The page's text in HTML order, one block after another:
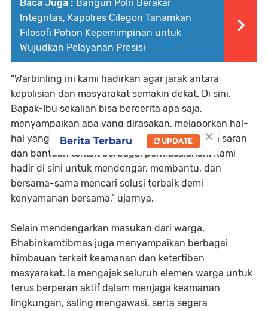
Baca Juga : Bangun Polri Berakar
Integritas, Kapolres Cilegon Tanamkan
Filosofi Pohon Kepemimpinan untuk
Wujudkan Pelayanan Presisi
“Warbinling ini kami hadirkan agar jarak antara
kepolisian dan masyarakat semakin dekat. Di sini,
Bapak-Ibu sekalian bisa bercerita apa saja,
menyampaikan apa yang dirasakan, melaporkan hal-
hal yang mencurigakan, atau bahkan meminta saran
dan bantuan terkait berbagai permasalahan. Kami
hadir di sini untuk mendengar, membantu, dan
bersama-sama mencari solusi terbaik demi
kenyamanan bersama,” ujarnya.
Selain mendengarkan masukan dari warga,
Bhabinkamtibmas juga menyampaikan berbagai
himbauan terkait keamanan dan ketertiban
masyarakat. Ia mengajak seluruh elemen warga untuk
terus berperan aktif dalam menjaga keamanan
lingkungan, saling mengawasi, serta segera
×
Berita Terbaru UPDATE